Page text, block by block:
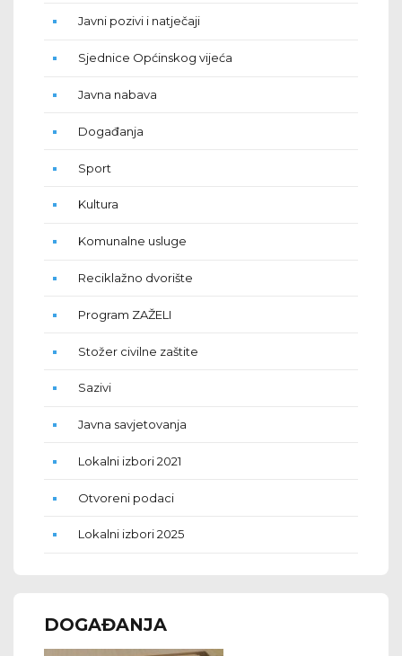
Javni pozivi i natječaji
Sjednice Općinskog vijeća
Javna nabava
Događanja
Sport
Kultura
Komunalne usluge
Reciklažno dvorište
Program ZAŽELI
Stožer civilne zaštite
Sazivi
Javna savjetovanja
Lokalni izbori 2021
Otvoreni podaci
Lokalni izbori 2025
DOGAĐANJA